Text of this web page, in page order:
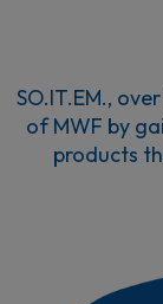
SO.IT.EM.,
of MWF by
products